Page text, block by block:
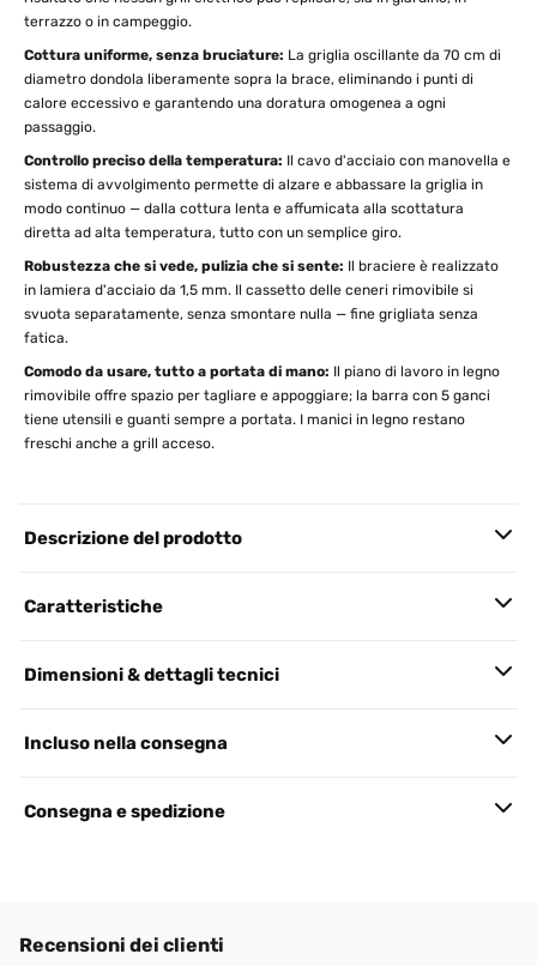
terrazzo o in campeggio.
Cottura uniforme, senza bruciature: La griglia oscillante da 70 cm di
diametro dondola liberamente sopra la brace, eliminando i punti di
calore eccessivo e garantendo una doratura omogenea a ogni
passaggio.
Controllo preciso della temperatura: Il cavo d'acciaio con manovella e
sistema di avvolgimento permette di alzare e abbassare la griglia in
modo continuo — dalla cottura lenta e affumicata alla scottatura
diretta ad alta temperatura, tutto con un semplice giro.
Robustezza che si vede, pulizia che si sente: Il braciere è realizzato
in lamiera d'acciaio da 1,5 mm. Il cassetto delle ceneri rimovibile si
svuota separatamente, senza smontare nulla — fine grigliata senza
fatica.
Comodo da usare, tutto a portata di mano: Il piano di lavoro in legno
rimovibile offre spazio per tagliare e appoggiare; la barra con 5 ganci
tiene utensili e guanti sempre a portata. I manici in legno restano
freschi anche a grill acceso.
Descrizione del prodotto
Caratteristiche
Dimensioni & dettagli tecnici
Incluso nella consegna
Consegna e spedizione
Recensioni dei clienti